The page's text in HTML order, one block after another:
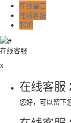
在线留言
在线客服
TOP
在线客服
x
在线客服
您好，可以留下